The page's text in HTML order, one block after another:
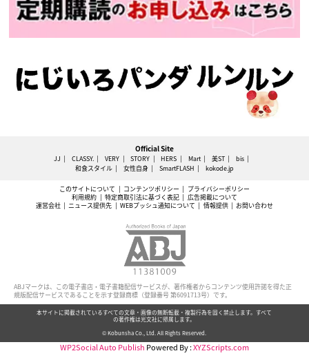
Official Site
JJ CLASSY. VERY STORY HERS Mart 美ST
bis
和食スタイル
女性自身 SmartFLASH kokode.jp
このサイトについて コンテンツポリシー
プライバシーポリシー
利用規約
特定商取引法に基づく表記
広告掲載について
運営会社
ニュース提供先 WEBプッシュ通知について 情報提供 お問い合わせ
ABJマークは、この電子書店・電子書籍配信サービスが、著作権者からコンテンツ使用許諾を得た正
規版配信サービスであることを示す登録商標（登録番号 第6091713号）です。
本サイトに掲載されているすべての文章・画像の無断転載・複製行為を固く禁止します。すべて
の著作権は光文社に帰属します。
© Kobunsha Co., Ltd. All Rights Reserved.
WP2Social Auto Publish Powered By :XYZScripts.com